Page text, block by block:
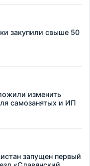
закупили свыше 50
изменить
самозанятых и ИП
запущен первый